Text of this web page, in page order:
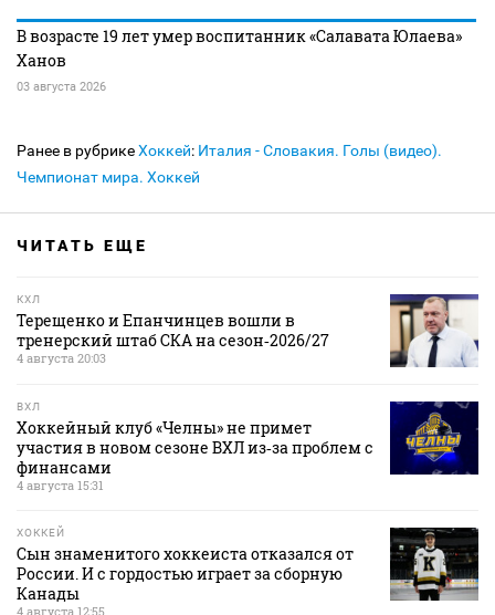
В возрасте 19 лет умер воспитанник «Салавата Юлаева»
Ханов
03 августа 2026
Ранее в рубрикеХоккей: Италия - Словакия. Голы (видео).
Чемпионат мира. Хоккей
ЧИТАТЬ ЕЩЕ
КХЛ
Терещенко и Епанчинцев вошли в
тренерский штаб СКА на сезон‑2026/27
4 августа 20:03
ВХЛ
Хоккейный клуб «Челны» не примет
участия в новом сезоне ВХЛ из‑за проблем с
финансами
4 августа 15:31
ХОККЕЙ
Сын знаменитого хоккеиста отказался от
России. И с гордостью играет за сборную
Канады
4 августа 12:55